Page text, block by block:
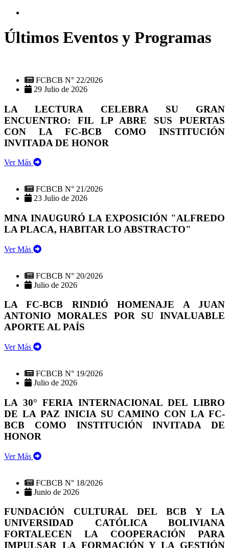
Últimos Eventos y Programas
FCBCB N° 22/2026
29 Julio de 2026
LA LECTURA CELEBRA SU GRAN
ENCUENTRO: FIL LP ABRE SUS PUERTAS
CON LA FC-BCB COMO INSTITUCIÓN
INVITADA DE HONOR
Ver Más
FCBCB N° 21/2026
23 Julio de 2026
MNA INAUGURÓ LA EXPOSICIÓN "ALFREDO
LA PLACA, HABITAR LO ABSTRACTO"
Ver Más
FCBCB N° 20/2026
Julio de 2026
LA FC-BCB RINDIÓ HOMENAJE A JUAN
ANTONIO MORALES POR SU INVALUABLE
APORTE AL PAÍS
Ver Más
FCBCB N° 19/2026
Julio de 2026
LA 30° FERIA INTERNACIONAL DEL LIBRO
DE LA PAZ INICIA SU CAMINO CON LA FC-
BCB COMO INSTITUCIÓN INVITADA DE
HONOR
Ver Más
FCBCB N° 18/2026
Junio de 2026
FUNDACIÓN CULTURAL DEL BCB Y LA
UNIVERSIDAD CATÓLICA BOLIVIANA
FORTALECEN LA COOPERACIÓN PARA
IMPULSAR LA FORMACIÓN Y LA GESTIÓN